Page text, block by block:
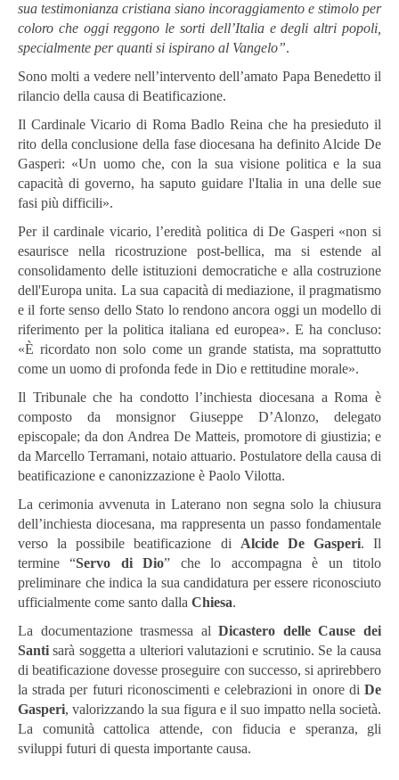
sua testimonianza cristiana siano incoraggiamento e stimolo per
coloro che oggi reggono le sorti dell’Italia e degli altri popoli,
specialmente per quanti si ispirano al Vangelo”.
Sono molti a vedere nell’intervento dell’amato Papa Benedetto il
rilancio della causa di Beatificazione.
Il Cardinale Vicario di Roma Badlo Reina che ha presieduto il
rito della conclusione della fase diocesana ha definito Alcide De
Gasperi: «Un uomo che, con la sua visione politica e la sua
capacità di governo, ha saputo guidare l'Italia in una delle sue
fasi più difficili».
Per il cardinale vicario, l’eredità politica di De Gasperi «non si
esaurisce nella ricostruzione post-bellica, ma si estende al
consolidamento delle istituzioni democratiche e alla costruzione
dell'Europa unita. La sua capacità di mediazione, il pragmatismo
e il forte senso dello Stato lo rendono ancora oggi un modello di
riferimento per la politica italiana ed europea». E ha concluso:
«È ricordato non solo come un grande statista, ma soprattutto
come un uomo di profonda fede in Dio e rettitudine morale».
Il Tribunale che ha condotto l’inchiesta diocesana a Roma è
composto da monsignor Giuseppe D’Alonzo, delegato
episcopale; da don Andrea De Matteis, promotore di giustizia; e
da Marcello Terramani, notaio attuario. Postulatore della causa di
beatificazione e canonizzazione è Paolo Vilotta.
La cerimonia avvenuta in Laterano non segna solo la chiusura
dell’inchiesta diocesana, ma rappresenta un passo fondamentale
verso la possibile beatificazione di Alcide De Gasperi. Il
termine “Servo di Dio” che lo accompagna è un titolo
preliminare che indica la sua candidatura per essere riconosciuto
ufficialmente come santo dalla Chiesa.
La documentazione trasmessa alDicastero delle Cause dei
Santi sarà soggetta a ulteriori valutazioni e scrutinio. Se la causa
di beatificazione dovesse proseguire con successo, si aprirebbero
la strada per futuri riconoscimenti e celebrazioni in onore di De
Gasperi, valorizzando la sua figura e il suo impatto nella società.
La comunità cattolica attende, con fiducia e speranza, gli
sviluppi futuri di questa importante causa.